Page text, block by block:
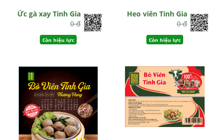
Ức gà xay Tinh Gia
0 đ
Còn hiệu lực
Heo viên Tinh Gia
0 đ
Còn hiệu lực